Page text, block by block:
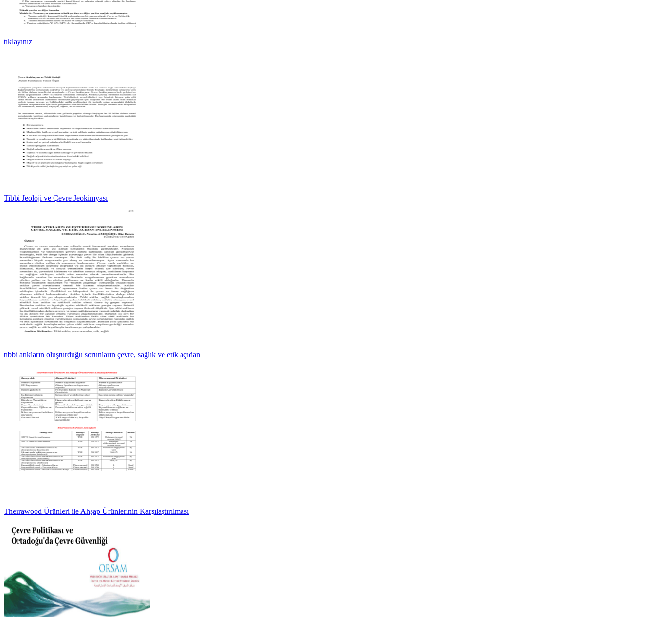
tıklayınız
Tibbi Jeoloji ve Çevre Jeokimyası
tıbbi atıkların oluşturduğu sorunların çevre, sağlık ve etik açıdan
Therrawood Ürünleri ile Ahşap Ürünlerinin Karşılaştırılması